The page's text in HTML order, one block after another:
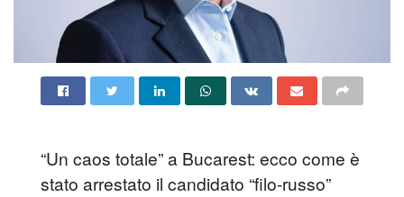
“Un caos totale” a Bucarest: ecco come è
stato arrestato il candidato “filo-russo”